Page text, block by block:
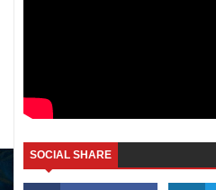
SOCIAL SHARE